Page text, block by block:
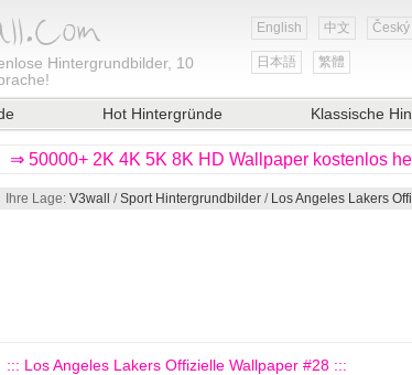
Hintergrundbilder, 10
English 中文 Český
日本語 繁體
Hot Hintergründe Klassische
⇒ 50000+ 2K 4K 5K 8K HD Wallpaper kostenlos
Ihre Lage: V3wall /Sport Hintergrundbilder / Los Angeles Lakers
::: Los Angeles Lakers Offizielle Wallpaper #28 :::